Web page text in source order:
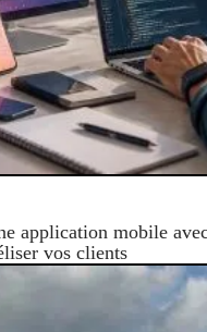
application mobile
vos clients